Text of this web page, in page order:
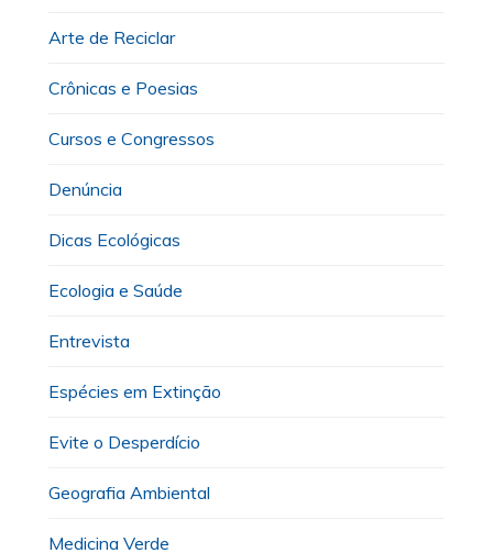
Arte de Reciclar
Crônicas e Poesias
Cursos e Congressos
Denúncia
Dicas Ecológicas
Ecologia e Saúde
Entrevista
Espécies em Extinção
Evite o Desperdício
Geografia Ambiental
Medicina Verde